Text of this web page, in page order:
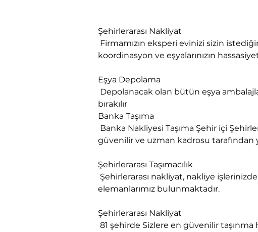
Şehirlerarası Nakliyat
koordinasyon ve eşyalarınızın
Eşya Depolama
bırakılır
​Banka Taşıma
güvenilir ve uzman kadrosu tarafından
Şehirlerarası Taşımacılık
elemanlarımız bulunmaktadır.
Şehirlerarası Nakliyat